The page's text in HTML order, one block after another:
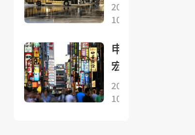
經
磋
商
生了
現在
人人
都等
着抄
底？
流通
協
會：9
月全
國客
車銷
量(批
2025-
10-26
申萬
宏
源：
早苗
2025-
10-26